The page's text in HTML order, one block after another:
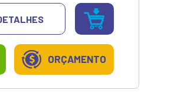
ORÇAMENTO